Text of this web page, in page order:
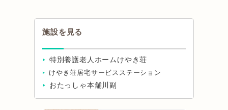
施設を見る
特別養護老人ホームけやき荘
けやき荘居宅サービスステーション
おたっしゃ本舗川副